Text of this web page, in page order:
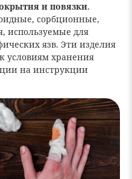
и повязки.
сорбционные,
используемые для
язв. Эти изделия
условиям хранения
на инструкции